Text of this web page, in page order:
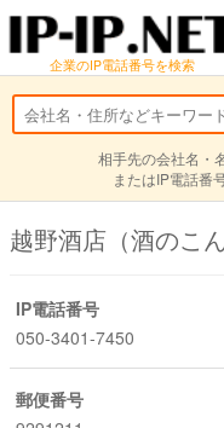
企業のIP電話番号を検索
相手先の会社名・
またはIP電話番
越野酒店（酒のこ
IP電話番号
050-3401-7450
郵便番号